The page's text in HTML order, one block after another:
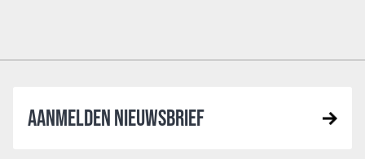
AANMELDEN NIEUWSBRIEF